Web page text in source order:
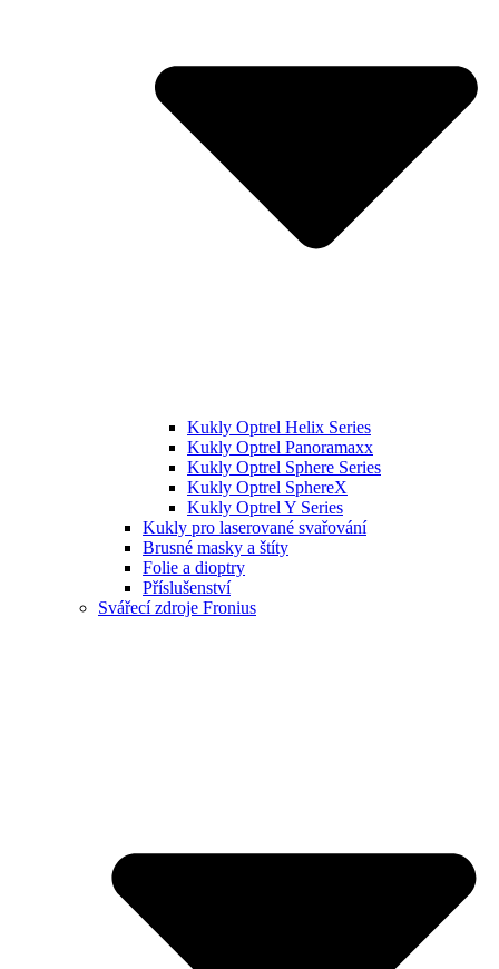
Kukly Optrel Helix Series
Kukly Optrel Panoramaxx
Kukly Optrel Sphere Series
Kukly Optrel SphereX
Kukly Optrel Y Series
Kukly pro laserované svařování
Brusné masky a štíty
Folie a dioptry
Příslušenství
Svářecí zdroje Fronius